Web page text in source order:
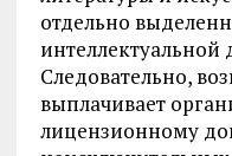
отдельно
интеллектуальной
Следовательно,
выплачивает
лицензионному